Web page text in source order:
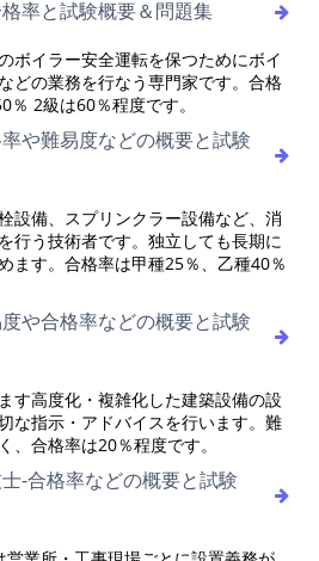
率と試験概要＆問題集
ボイラー安全運転を保つためにボイ
どの業務を行なう専門家です。合格
2級は60％程度です。
や難易度などの概要と試験
設備、スプリンクラー設備など、消
行う技術者です。独立しても長期に
ます。合格率は甲種25％、乙種40％
や合格率などの概要と試験
す高度化・複雑化した建築設備の設
な指示・アドバイスを行います。難
、合格率は20％程度です。
-合格率などの概要と試験